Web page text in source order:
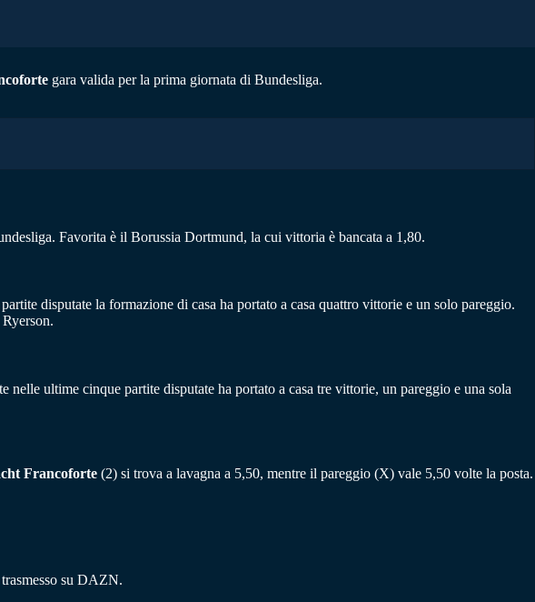
gara valida per la prima giornata di Bundesliga.
Favorita è il Borussia Dortmund, la cui vittoria è bancata a 1,80.
disputate la formazione di casa ha portato a casa quattro vittorie e un solo pareggio.
ultime cinque partite disputate ha portato a casa tre vittorie, un pareggio e una sola
Francoforte (2) si trova a lavagna a 5,50, mentre il pareggio (X) vale 5,50 volte la posta.
su DAZN.